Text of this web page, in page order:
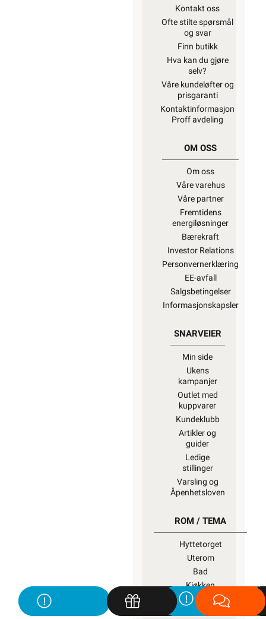
Kontakt oss
Ofte stilte spørsmål
og svar
Finn butikk
Hva kan du gjøre
selv?
Våre kundeløfter og
prisgaranti
Kontaktinformasjon
Proff avdeling
OM OSS
Om oss
Våre varehus
Våre partner
Fremtidens
energiløsninger
Bærekraft
Investor Relations
Personvernerklæring
EE-avfall
Salgsbetingelser
Informasjonskapsler
SNARVEIER
Min side
Ukens
kampanjer
Outlet med
kuppvarer
Kundeklubb
Artikler og
guider
Ledige
stillinger
Varsling og
Åpenhetsloven
ROM / TEMA
Hyttetorget
Uterom
Bad
Kjøkken
Startpakke/Pakkeløsning